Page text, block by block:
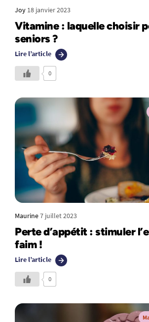
Joy 18 janvier 2023
Vitamine : laquelle choisir
seniors ?
Lire l’article
0
Maurine7 juillet 2023
Perte d’appétit : stimuler
faim !
Lire l’article
0